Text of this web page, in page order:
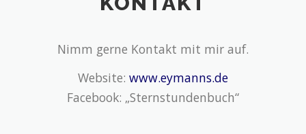
Nimm gerne Kontakt mit mir auf.
Website: www.eymanns.de
Facebook: „Sternstundenbuch“